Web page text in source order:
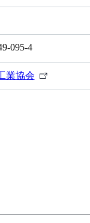
095-4
業協会
外
部